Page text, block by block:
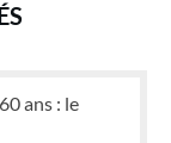
ans : le